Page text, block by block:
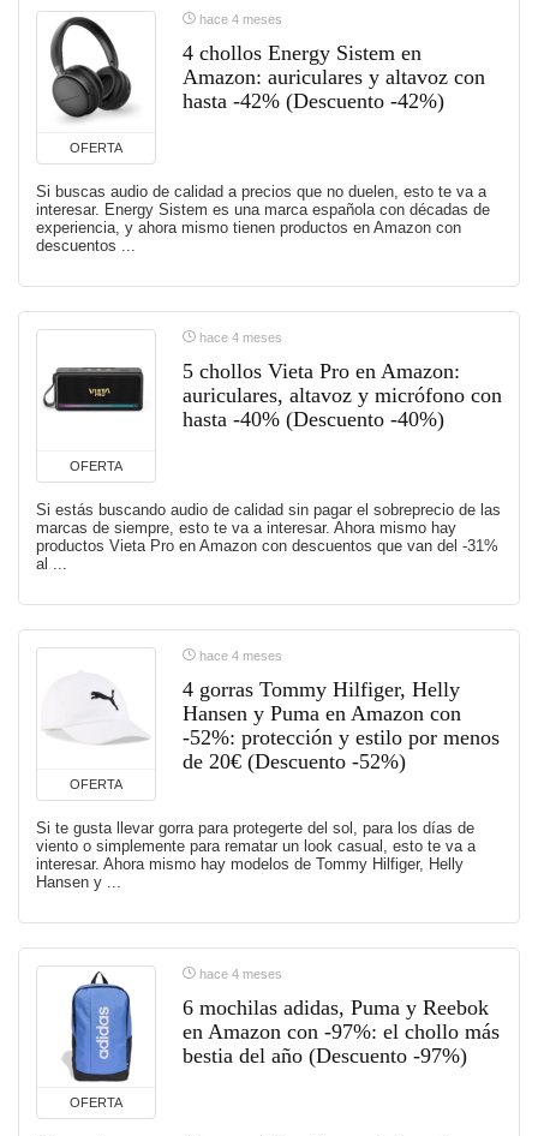
OFERTA
hace 4 meses
4 chollos Energy Sistem en
Amazon: auriculares y altavoz con
hasta -42% (Descuento -42%)
Si buscas audio de calidad a precios que no duelen, esto te va a
interesar. Energy Sistem es una marca española con décadas de
experiencia, y ahora mismo tienen productos en Amazon con
descuentos ...
OFERTA
hace 4 meses
5 chollos Vieta Pro en Amazon:
auriculares, altavoz y micrófono con
hasta -40% (Descuento -40%)
Si estás buscando audio de calidad sin pagar el sobreprecio de las
marcas de siempre, esto te va a interesar. Ahora mismo hay
productos Vieta Pro en Amazon con descuentos que van del -31%
al ...
OFERTA
hace 4 meses
4 gorras Tommy Hilfiger, Helly
Hansen y Puma en Amazon con
-52%: protección y estilo por menos
de 20€ (Descuento -52%)
Si te gusta llevar gorra para protegerte del sol, para los días de
viento o simplemente para rematar un look casual, esto te va a
interesar. Ahora mismo hay modelos de Tommy Hilfiger, Helly
Hansen y ...
OFERTA
hace 4 meses
6 mochilas adidas, Puma y Reebok
en Amazon con -97%: el chollo más
bestia del año (Descuento -97%)